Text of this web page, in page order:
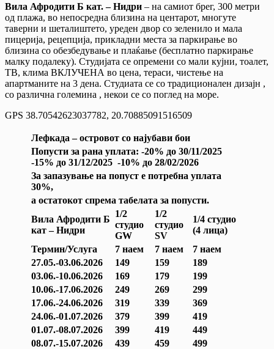
Вила Афродити Б кат.– Нидри – на самиот брег, 300 метри
од плажа, во непосредна близина на центарот, многуте
таверни и шеталиштето, уреден двор со зеленило и мала
пицерија, рецепција, прикладни места за паркирање во
близина со обезбедување и плаќање (бесплатно паркирање
малку подалеку). Студијата се опремени со мали кујни, тоалет,
ТВ, клима ВКЛУЧЕНА во цена, тераси, чистење на
апартманите на 3 дена. Студиата се со традиционален дизајн ,
со различна големина , некои се со поглед на море.
GPS 38.70542623037782, 20.70885091516509
Лефкада – островот со најубави бои
Попусти за рана уплата: -20% до 30/11/2025
-15% до 31/12/2025 -10% до 28/02/2026
За запазување на попуст е потребна уплата
30%,
а остатокот спрема табелата за попусти.
Вила Афродити Б
кат – Нидри
1/2
студио
GW
1/2
студио
SV
1/4 студио
(4 лица)
Термин/Услуга
7 наем 7 наем
7 наем
27.05.-03.06.2026
149 159
189
03.06.-10.06.2026
169 179
199
10.06.-17.06.2026
249 269
299
17.06.-24.06.2026
319 339
369
24.06.-01.07.2026
379 399
419
01.07.-08.07.2026
399 419
449
08.07.-15.07.2026
439 459
499